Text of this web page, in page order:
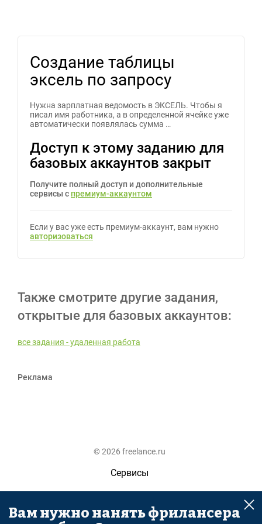
Создание таблицы
эксель по запросу
Нужна зарплатная ведомость в ЭКСЕЛЬ. Чтобы я
писал имя работника, а в определенной ячейке уже
автоматически появлялась сумма …
Доступ к этому заданию для
базовых аккаунтов закрыт
Получите полный доступ и дополнительные
сервисы с премиум-аккаунтом
Если у вас уже есть премиум-аккаунт, вам нужно
авторизоваться
Также смотрите другие задания,
открытые для базовых аккаунтов:
все задания - удаленная работа
Реклама
© 2026 freelance.ru
Сервисы
Помощь
Поиск
Вам нужно нанять фрилансера